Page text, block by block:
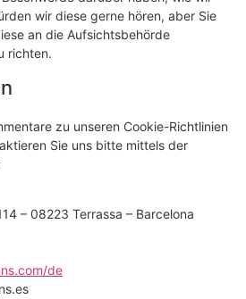
wir diese gerne hören, aber Sie
an die Aufsichtsbehörde
richten.
zu unseren Cookie-Richtlinien
Sie uns bitte mittels der
– 08223 Terrassa – Barcelona
de